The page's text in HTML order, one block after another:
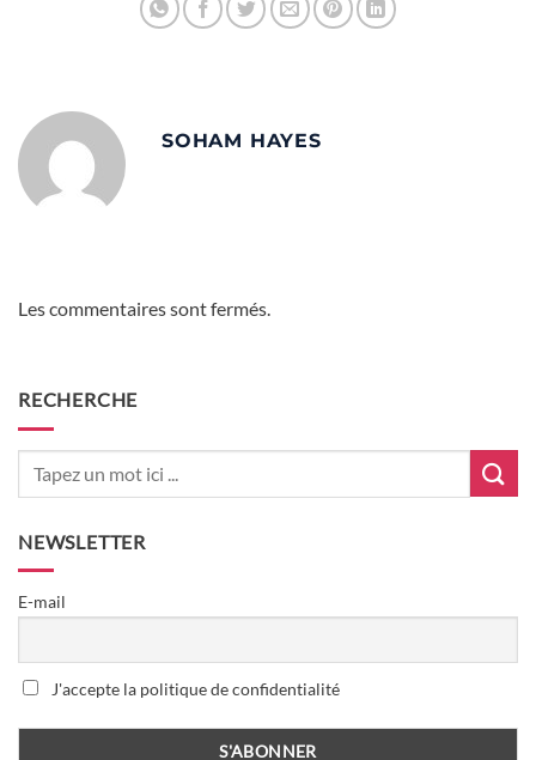
SOHAM HAYES
Les commentaires sont fermés.
RECHERCHE
NEWSLETTER
E-mail
J'accepte la politique de confidentialité